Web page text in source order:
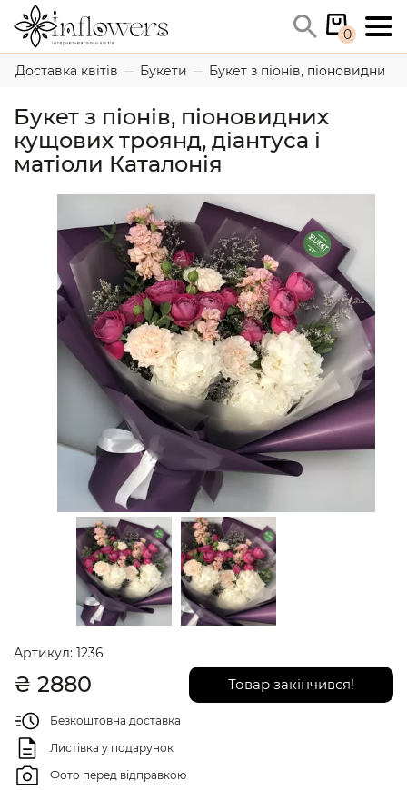
0
Доставка квітів Букети Букет з піонів, піоновидних
Букет з піонів, піоновидних
кущових троянд, діантуса і
матіоли Каталонія
Артикул: 1236
₴ 2880 Товар закінчився!
Безкоштовна доставка
Листівка у подарунок
Фото перед відправкою